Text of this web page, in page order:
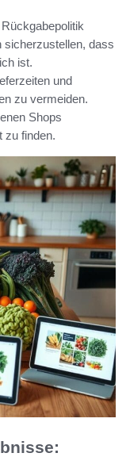
sicherzustellen, dass
ist.
und
zu vermeiden.
Shops
zu finden.